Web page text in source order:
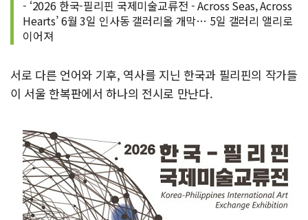
- ‘2026 한국-필리핀 국제미술교류전 - Across Seas, Across
Hearts’ 6월 3일 인사동 갤러리올 개막… 5일 갤러리 앨리로
이어져
서로 다른 언어와 기후, 역사를 지닌 한국과 필리핀의 작가들
이 서울 한복판에서 하나의 전시로 만난다.